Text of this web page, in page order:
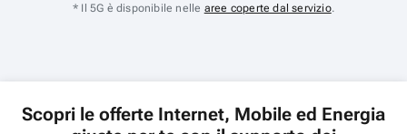
* Il 5G è disponibile nelle aree coperte dal servizio.
Scopri le offerte Internet, Mobile ed Energia